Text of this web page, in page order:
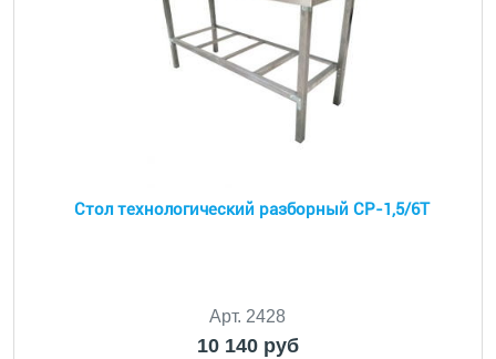
Стол технологический разборный СР-1,5/6Т
Арт. 2428
10 140 руб